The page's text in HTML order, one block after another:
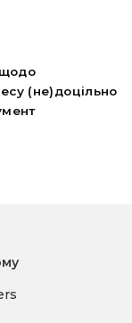
(не)доцільно